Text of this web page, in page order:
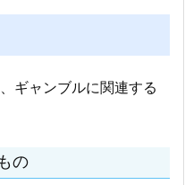
ギャンブルに関連する
の